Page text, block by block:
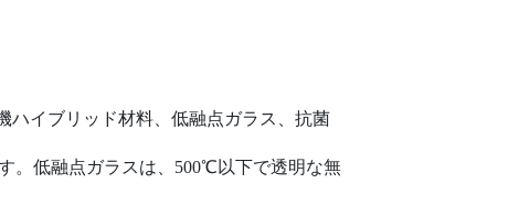
ハイブリッド材料、低融点ガラス、抗菌
。低融点ガラスは、500℃以下で透明な無